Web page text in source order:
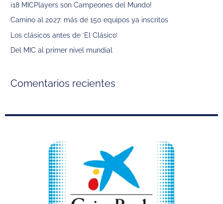
r
:
¡18 MICPlayers son Campeones del Mundo!
Camino al 2027: más de 150 equipos ya inscritos
Los clásicos antes de ‘El Clásico’
Del MIC al primer nivel mundial
Comentarios recientes